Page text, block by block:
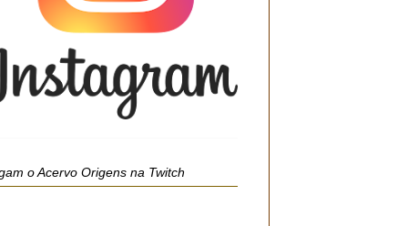
o Acervo Origens na Twitch